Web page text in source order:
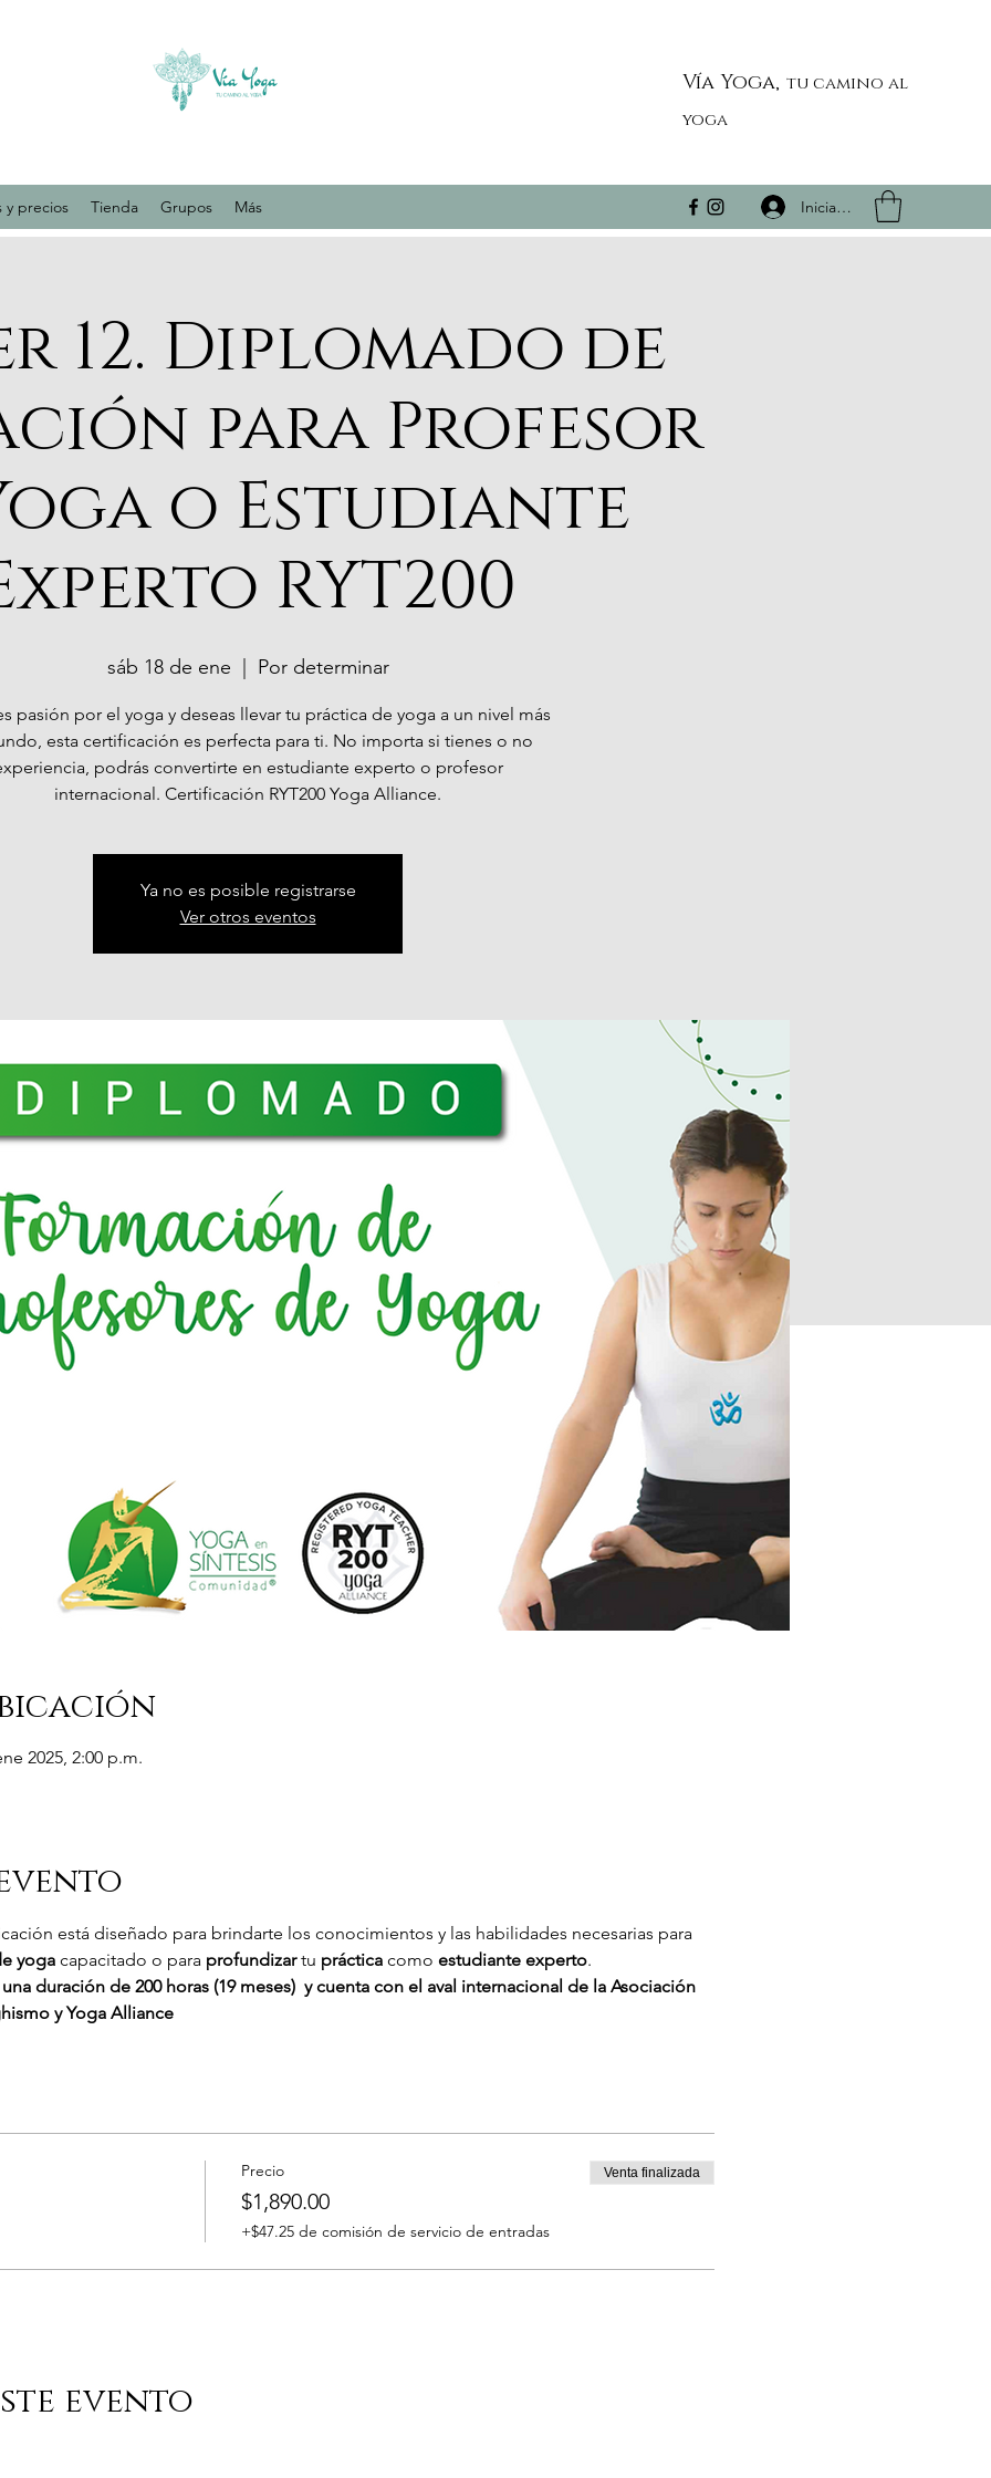
Vía Yoga, tu camino al
yoga
y precios Tienda Grupos Más Iniciar sesión
12. Diplomado de
para Profesor
o Estudiante
RYT200
sáb 18 de ene
  |
Por determinar
pasión por el yoga y deseas llevar tu práctica de yoga a un nivel más
esta certificación es perfecta para ti. No importa si tienes o no
podrás convertirte en estudiante experto o profesor
internacional. Certificación RYT200 Yoga Alliance.
Ya no es posible registrarse
Ver otros eventos
2025, 2:00 p.m.
está diseñado para brindarte los conocimientos y las habilidades necesarias para
yoga capacitado o para profundizar tu práctica como estudiante experto.
duración de 200 horas (19 meses)  y cuenta con el aval internacional de la Asociación
y Yoga Alliance
Precio
$1,890.00
+$47.25 de comisión de servicio de entradas
Venta finalizada
evento